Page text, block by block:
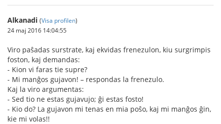
Alkanadi (Visa profilen)
24 maj 2016 14:04:55
Viro paŝadas surstrate, kaj ekvidas frenezulon, kiu surgrimpis
foston, kaj demandas:
- Kion vi faras tie supre?
- Mi manĝos gujavon! – respondas la frenezulo.
Kaj la viro argumentas:
- Sed tio ne estas gujavujo; ĝi estas fosto!
- Kio do? La gujavon mi tenas en mia poŝo, kaj mi manĝos ĝin,
kie mi volas!!